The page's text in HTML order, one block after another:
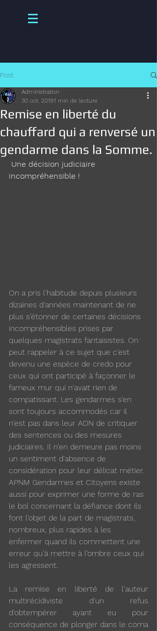
Post
Remise en liberté du
chauffard qui a renversé un
gendarme dans la Somme.
Administration
30 oct. 20191 min de lecture
incompréhensible !
On a pris l'habitude depuis plusieurs
dizaines d'années maintenant de ne
plus s'étonner de certaines décisions
incompréhensibles prises par
quelques magistrats fantaisistes. On
peut rappeler à ce sujet que c'est
devenu une espèce de credo pour
ceux qui ont participé à façonner le
fameux mur qui n'avait rien de
compatissant. Les gendarmes s'en
sont toujours accommodés car il
n'est pas dans leur ADN de critiquer
des sentences ou des mesures
judiciaires. Il n'en demeure pas moins
un sentiment d'absence de
considération pour leur délicat métier.
APNM Gendarmes et Citoyens existe
aussi pour exprimer une forme de ras
le bol concernant la défiance dont ils
font l'objet de la part de magistrats,
nombreux, plus rapides à les
enfermer quand ils commettent une
erreur qu'à mettre à l'ombre ceux qui
les agressent.
La remise en liberté de l'auteur
multirécidiviste d'un refus
d'obtempérer ayant eu pour
conséquence de plonger dans le coma